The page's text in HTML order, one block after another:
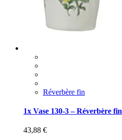
Réverbère fin
1x Vase 130-3 – Réverbère fin
43,88 €